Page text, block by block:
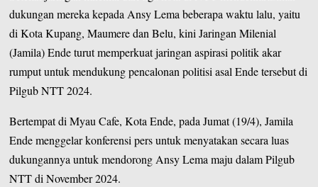
dukungan mereka kepada Ansy Lema beberapa waktu lalu, yaitu
di Kota Kupang, Maumere dan Belu, kini Jaringan Milenial
(Jamila) Ende turut memperkuat jaringan aspirasi politik akar
rumput untuk mendukung pencalonan politisi asal Ende tersebut di
Pilgub NTT 2024.
Bertempat di Myau Cafe, Kota Ende, pada Jumat (19/4), Jamila
Ende menggelar konferensi pers untuk menyatakan secara luas
dukungannya untuk mendorong Ansy Lema maju dalam Pilgub
NTT di November 2024.